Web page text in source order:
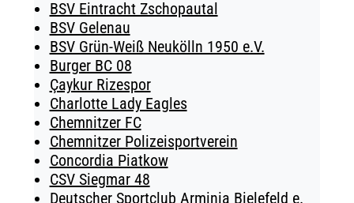
BSV Eintracht Zschopautal
BSV Gelenau
BSV Grün-Weiß Neukölln 1950 e.V.
Burger BC 08
Çaykur Rizespor
Charlotte Lady Eagles
Chemnitzer FC
Chemnitzer Polizeisportverein
Concordia Piatkow
CSV Siegmar 48
Deutscher Sportclub Arminia Bielefeld e.